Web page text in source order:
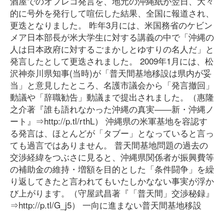
的に号外を発行して喧伝した結果、全国に報道され、
更迭となりました。 昨年3月には、米国務省のケビン
メア日本部長が米大学生に対する講義の中で「沖縄の
人は日本政府に対するごまかしとゆすりの名人だ」と
発言したとして更迭されました。 2009年1月には、松
沢神奈川県知事(当時)が「普天間基地移設は県内が妥
当」と意見したところ、名護市議会から「発言撤回」
動議や「辞職勧告」動議まで提出されました。（惠隆
之介著『誰も語れなかった沖縄の真実――新・沖縄ノ
ート』⇒http://p.tl/rthL） 沖縄県の米軍基地を容認す
る発言は、ほとんどが「タブー」となっていると言っ
ても過言ではありません。 普天間基地問題の過去の
交渉経緯をつぶさに見ると、沖縄県関係者が振興費等
の補助金の維持・増額を目的とした「条件闘争」を繰
り返してきたと言われてもいたしかなない事実が浮か
び上がります。（守屋武昌著『「普天間」交渉秘録』
⇒http://p.tl/G_j5） 一向に進まない普天間基地移設